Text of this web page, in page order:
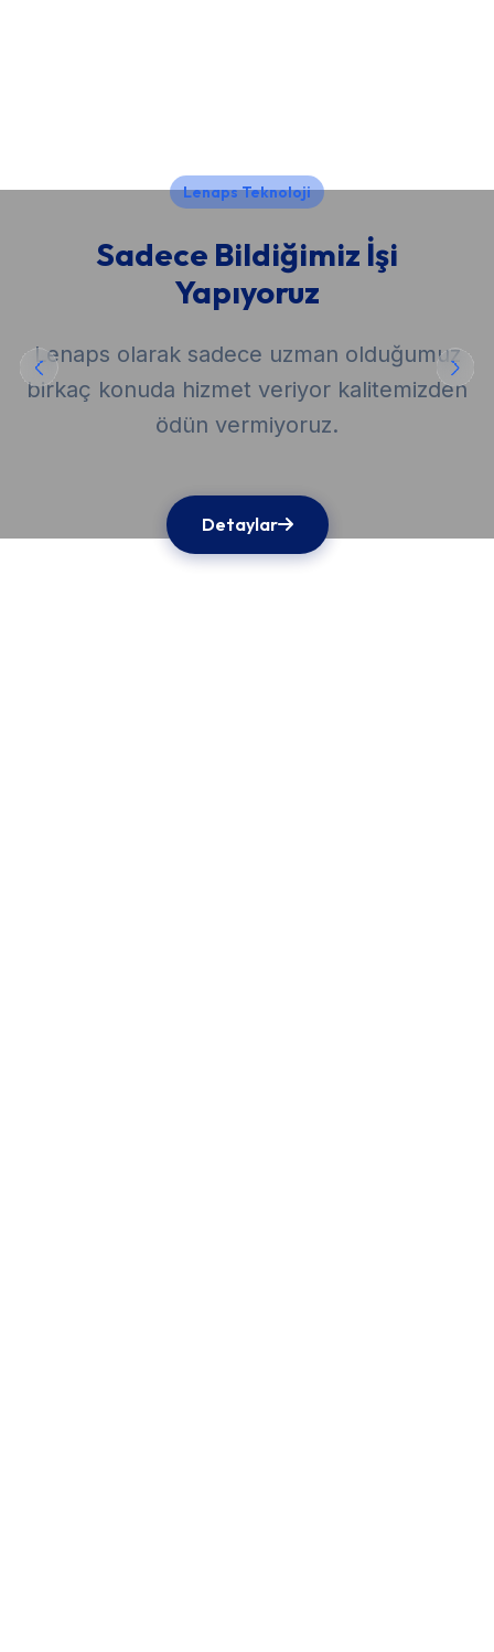
Lenaps Teknoloji
Sadece Bildiğimiz İşi
Yapıyoruz
Lenaps olarak sadece uzman olduğumuz
birkaç konuda hizmet veriyor kalitemizden
ödün vermiyoruz.
Detaylar